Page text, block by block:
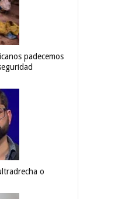
padecemos
o